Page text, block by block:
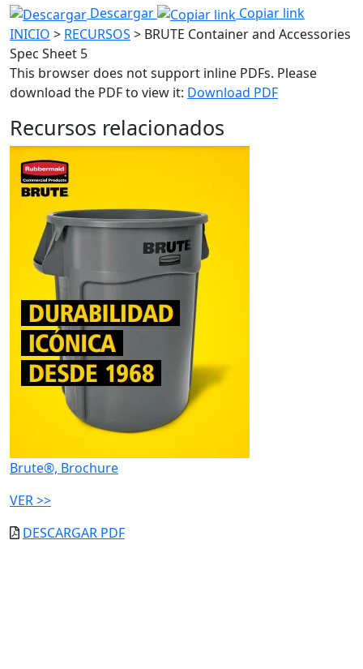
Descargar
Copiar link
INICIO > RECURSOS > BRUTE Container and Accessories
Spec Sheet 5
This browser does not support inline PDFs. Please
download the PDF to view it: Download PDF
Recursos relacionados
Brute®, Brochure
VER >>
DESCARGAR PDF